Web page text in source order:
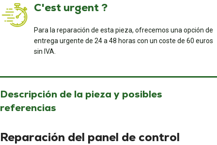
C'est urgent ?
Para la reparación de esta pieza, ofrecemos una opción de
entrega urgente de 24 a 48 horas con un coste de 60 euros
sin IVA.
Descripción de la pieza y posibles
referencias
Reparación del panel de control